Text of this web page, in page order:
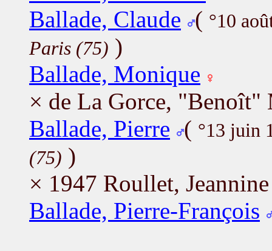
Ballade, Claude ( °10
Paris (75) )
Ballade, Monique
× de La Gorce, "Benoît"
Ballade, Pierre ( °13 juin
(75) )
× 1947 Roullet, Jeannine
Ballade, Pierre-François